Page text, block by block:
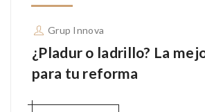
Grup Innova
¿Pladur o ladrillo? La
para tu reforma